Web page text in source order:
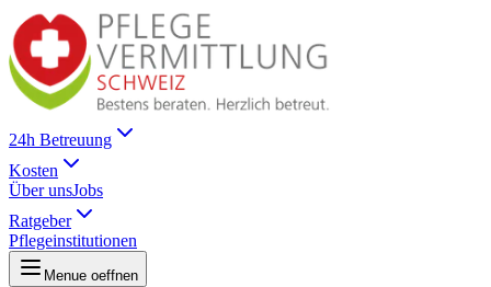
24h Betreuung
Kosten
Über unsJobs
Ratgeber
Pflegeinstitutionen
Menue oeffnen